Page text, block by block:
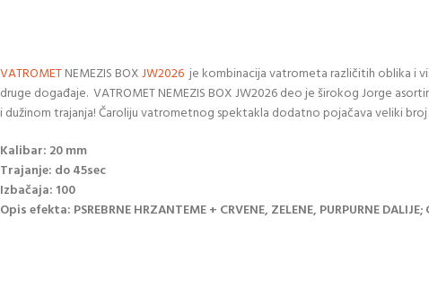
VATROMETNEMEZIS BOXJW2026 je kombinacija vatrometa različitih oblika i
druge događaje. VATROMET NEMEZIS BOX JW2026 deo je širokog Jorge
i dužinom trajanja! Čaroliju vatrometnog spektakla dodatno pojačava veliki
Kalibar: 20 mm
Trajanje: do 45sec
Izbačaja: 100
Opis efekta: PSREBRNE HRZANTEME + CRVENE, ZELENE, PURPURNE DALIJE;